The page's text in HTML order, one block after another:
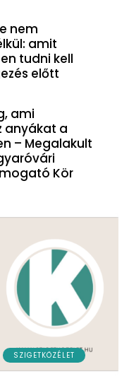
nem
amit
tudni kell
előtt
ami
anyákat a
– Megalakult
Kör
SZIGETKÖZÉLET